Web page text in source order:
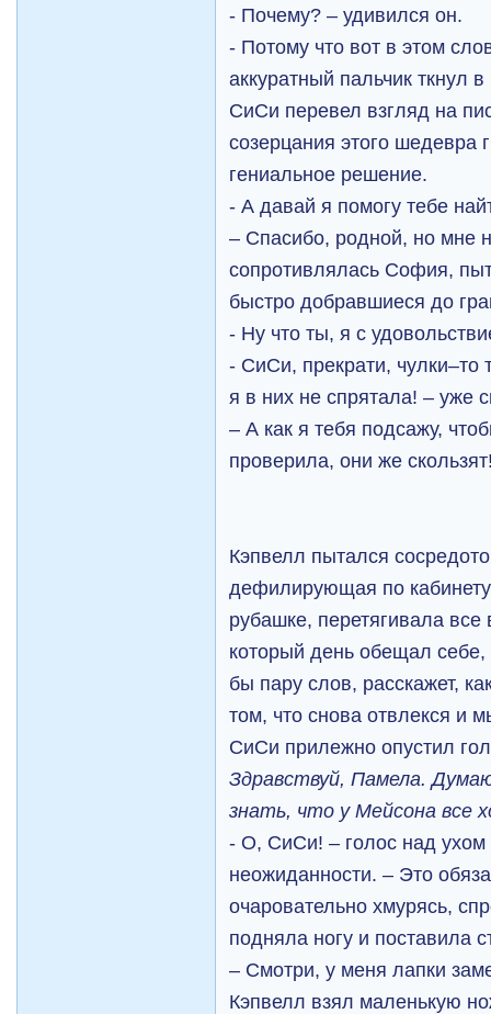
- Почему? – удивился он.
- Потому что вот в этом
аккуратный пальчик ткнул
СиСи перевел взгляд на
созерцания этого шедевра
гениальное решение.
- А давай я помогу тебе
– Спасибо, родной, но мне
сопротивлялась София,
быстро добравшиеся до
- Ну что ты, я с
- СиСи, прекрати,
я в них не спрятала! – уже
– А как я тебя подсажу,
проверила, они же
Кэпвелл пытался
дефилирующая по
рубашке, перетягивала
который день обещал
бы пару слов, расскажет,
том, что снова отвлекся и
СиСи прилежно опустил
Здравствуй, Памела.
знать, что у Мейсона все
- О, СиСи! – голос над ухом
неожиданности. – Это
очаровательно хмурясь,
подняла ногу и поставила
– Смотри, у меня лапки
Кэпвелл взял маленькую